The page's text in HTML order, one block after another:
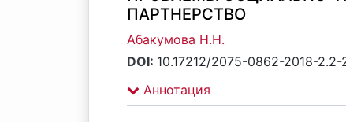
ПАРТНЕРСТВО
Абакумова Н.Н.
DOI: 10.17212/2075-0862-2018-
Аннотация